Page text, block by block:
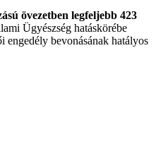
övezetben legfeljebb 423
Ügyészség hatáskörébe
engedély bevonásának hatályos